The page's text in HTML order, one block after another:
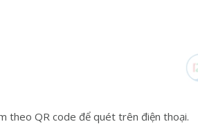
theo QR code để quét trên điện thoại.